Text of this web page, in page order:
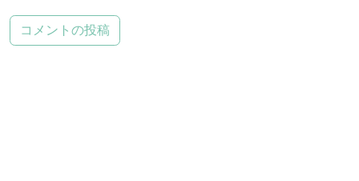
コメントの投稿